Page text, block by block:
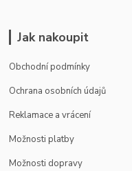
Jak nakoupit
Obchodní podmínky
Ochrana osobních údajů
Reklamace a vrácení
Možnosti platby
Možnosti dopravy